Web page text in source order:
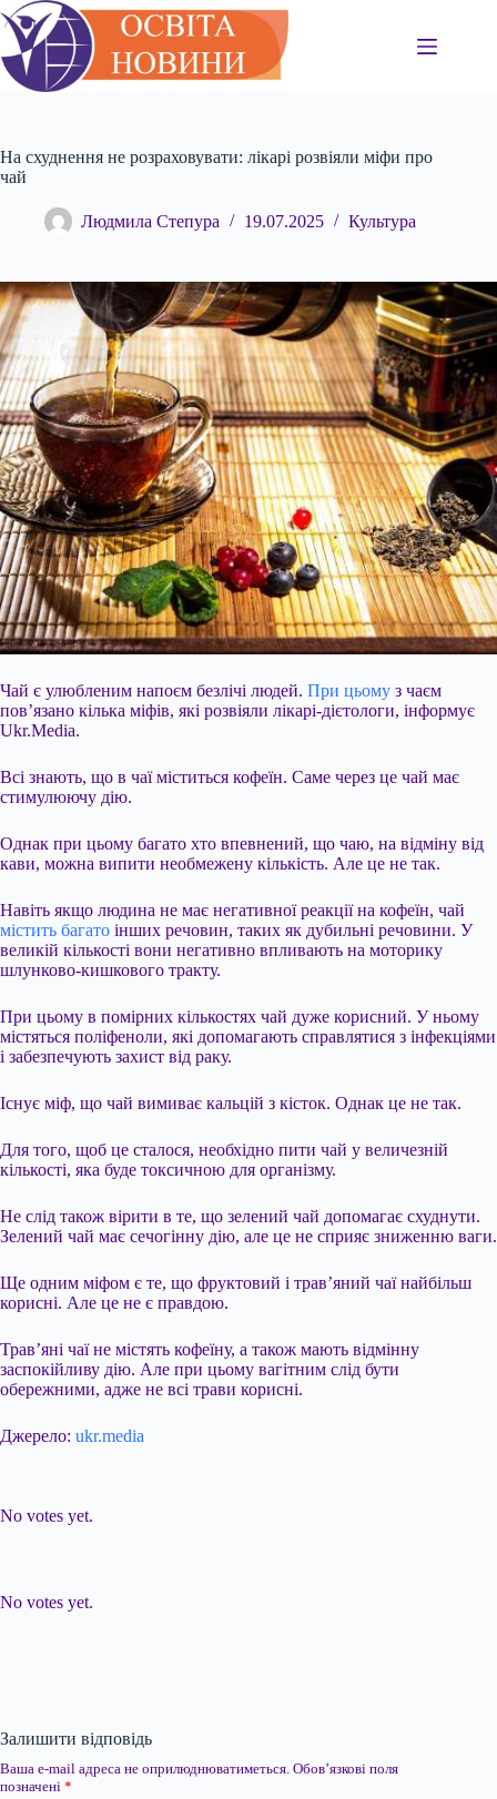
Перейти
до
вмісту
На схуднення не розраховувати: лікарі розвіяли міфи про
чай
Людмила Степура 19.07.2025 Культура
Чай є улюбленим напоєм безлічі людей. При цьому з чаєм
пов’язано кілька міфів, які розвіяли лікарі-дієтологи, інформує
Ukr.Media.
Всі знають, що в чаї міститься кофеїн. Саме через це чай має
стимулюючу дію.
Однак при цьому багато хто впевнений, що чаю, на відміну від
кави, можна випити необмежену кількість. Але це не так.
Навіть якщо людина не має негативної реакції на кофеїн, чай
містить багато інших речовин, таких як дубильні речовини. У
великій кількості вони негативно впливають на моторику
шлунково-кишкового тракту.
При цьому в помірних кількостях чай дуже корисний. У ньому
містяться поліфеноли, які допомагають справлятися з інфекціями
і забезпечують захист від раку.
Існує міф, що чай вимиває кальцій з кісток. Однак це не так.
Для того, щоб це сталося, необхідно пити чай у величезній
кількості, яка буде токсичною для організму.
Не слід також вірити в те, що зелений чай допомагає схуднути.
Зелений чай має сечогінну дію, але це не сприяє зниженню ваги.
Ще одним міфом є те, що фруктовий і трав’яний чаї найбільш
корисні. Але це не є правдою.
Трав’яні чаї не містять кофеїну, а також мають відмінну
заспокійливу дію. Але при цьому вагітним слід бути
обережними, адже не всі трави корисні.
Джерело: ukr.media
No votes yet.
No votes yet.
Залишити відповідь
Ваша e-mail адреса не оприлюднюватиметься. Обов’язкові поля
позначені *